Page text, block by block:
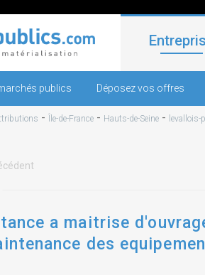
publics Déposez vos offres
- Île-de-France - Hauts-de-Seine - levallois-
a maitrise
des